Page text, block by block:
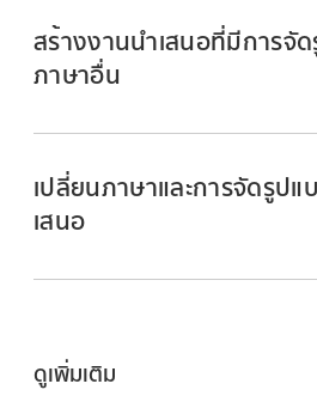
แตะ ทั่วไป แล้วแตะ แป้นพิม
สร้างงานนำเสนอที่มีการจั
ภาษาอื่น
เปลี่ยนภาษาและการจัดรูป
เสนอ
ดูเพิ่มเติม